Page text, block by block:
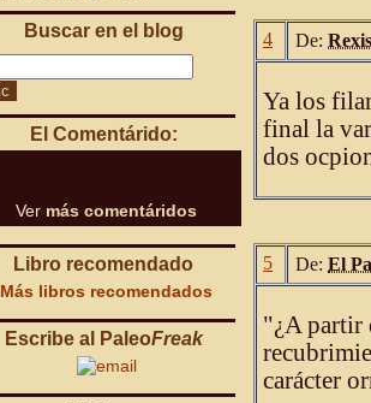
Buscar en el blog
El Comentárido:
Ver más comentáridos
Libro recomendado
Más libros recomendados
Escribe al PaleoFreak
4 De:
Ya los
final la
dos
5 De: El
"¿A partir
carácter